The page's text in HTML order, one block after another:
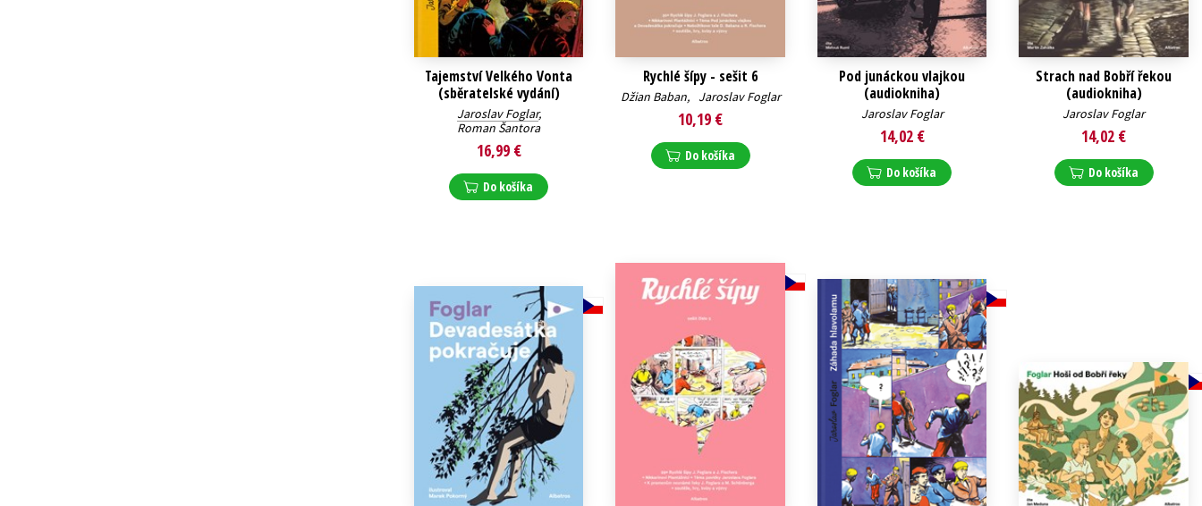
Tajemství Velkého Vonta
(sběratelské vydání)
Jaroslav Foglar,
Roman Šantora
16,99 €
Do košíka
Rychlé šípy - sešit 6
Džian Baban, Jaroslav Foglar
10,19 €
Do košíka
Pod junáckou vlajkou
(audiokniha)
Jaroslav Foglar
14,02 €
Do košíka
Strach nad Bobří řekou
(audiokniha)
Jaroslav Foglar
14,02 €
Do košíka